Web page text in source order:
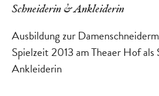
Schneiderin & Ankleiderin
Ausbildung zur
Spielzeit 2013 am Theaer Hof als
Ankleiderin